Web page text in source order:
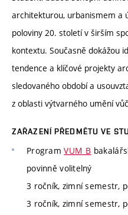
architekturou, urbanismem a
poloviny 20. století v širším
kontextu. Současně dokážou
tendence a klíčové projekty
sledovaného období a
z oblasti výtvarného umění
ZAŘAZENÍ PŘEDMĚTU VE
ProgramVUM_B
povinně volitelný
3 ročník, zimní semestr,
3 ročník, zimní semestr,